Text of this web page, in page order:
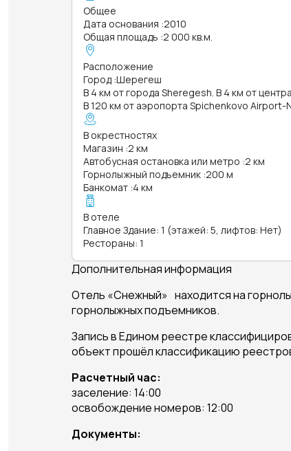
Общее
Дата основания :2010
Общая площадь :2 000 кв.м.
Расположение
Город :Шерегеш
В 4 км от города Sheregesh. В 4 км от
В 120 км от аэропорта Spichenkovo Airport-
В окрестностях
Магазин :2 км
Автобусная остановка или метро :2 км
Горнолыжный подъемник :200 м
Банкомат :4 км
В отеле
Главное Здание: 1 (этажей: 5, лифтов: Нет)
Рестораны: 1
Дополнительная информация
Отель «Снежный» находится на
горнолыжных подъемников.
Запись в Едином реестре
объект прошёл классификацию
Расчетный час:
заселение: 14:00
освобождение номеров: 12:00
Документы: